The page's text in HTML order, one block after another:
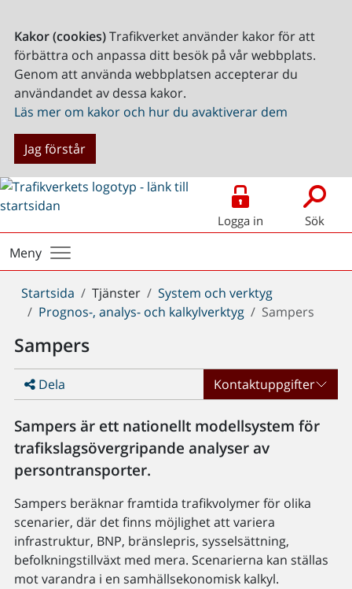
Kakor (cookies)Trafikverket använder kakor för att
förbättra och anpassa ditt besök på vår webbplats.
Genom att använda webbplatsen accepterar du
användandet av dessa kakor.
Läs mer om kakor och hur du avaktiverar dem
Jag förstår
Logga in Sök
Meny
Du
är
Startsida Tjänster
System och verktyg
Prognos-, analys- och kalkylverktyg
Sampers
Sampers
Dela Kontaktuppgifter
Sampers är ett nationellt modellsystem för
trafikslagsövergripande analyser av
persontransporter.
Sampers beräknar framtida trafikvolymer för olika
scenarier, där det finns möjlighet att variera
infrastruktur, BNP, bränslepris, sysselsättning,
befolkningstillväxt med mera. Scenarierna kan ställas
mot varandra i en samhällsekonomisk kalkyl.